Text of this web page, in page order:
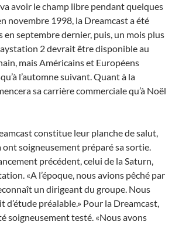
avoir le champ libre pendant quelques
novembre 1998, la Dreamcast a été
en septembre dernier, puis, un mois plus
2 devrait être disponible au
mais Américains et Européens
l’automne suivant. Quant à la
sa carrière commerciale qu’à Noël
constitue leur planche de salut,
ont soigneusement préparé sa sortie.
précédent, celui de la Saturn,
«A l’époque, nous avions pêché par
un dirigeant du groupe. Nous
d’étude préalable.» Pour la Dreamcast,
soigneusement testé. «Nous avons